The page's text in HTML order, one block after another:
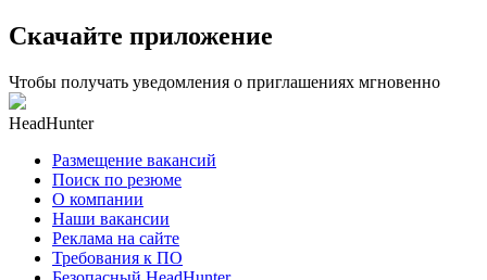
Скачайте приложение
Чтобы получать уведомления о приглашениях мгновенно
HeadHunter
Размещение вакансий
Поиск по резюме
О компании
Наши вакансии
Реклама на сайте
Требования к ПО